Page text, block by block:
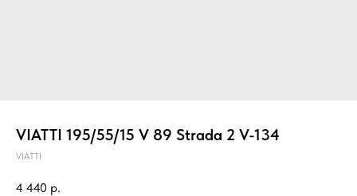
VIATTI 195/55/15 V 89 Strada 2 V-134
VIATTI
4 440 р.